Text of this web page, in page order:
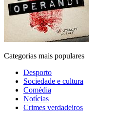
Categorias mais populares
Desporto
Sociedade e cultura
Comédia
Notícias
Crimes verdadeiros